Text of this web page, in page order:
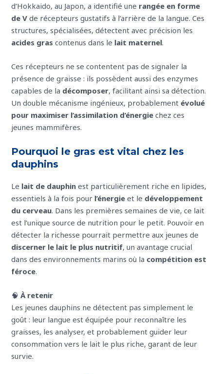
d’Hokkaido, au Japon, a identifié une rangée en forme
de V de récepteurs gustatifs à l’arrière de la langue. Ces
structures, spécialisées, détectent avec précision les
acides gras contenus dans le lait maternel.
Ces récepteurs ne se contentent pas de signaler la
présence de graisse : ils possèdent aussi des enzymes
capables de la décomposer, facilitant ainsi sa détection.
Un double mécanisme ingénieux, probablement évolué
pour maximiser l’assimilation d’énergie chez ces
jeunes mammifères.
Pourquoi le gras est vital chez les
dauphins
Le lait de dauphin est particulièrement riche en lipides,
essentiels à la fois pour l’énergie et le développement
du cerveau. Dans les premières semaines de vie, ce lait
est l’unique source de nutrition pour le petit. Pouvoir en
détecter la richesse pourrait permettre aux jeunes de
discerner le lait le plus nutritif, un avantage crucial
dans des environnements marins où la compétition est
féroce.
🧠À retenir
Les jeunes dauphins ne détectent pas simplement le
goût : leur langue est équipée pour reconnaître les
graisses, les analyser, et probablement guider leur
consommation vers le lait le plus riche, garant de leur
survie.